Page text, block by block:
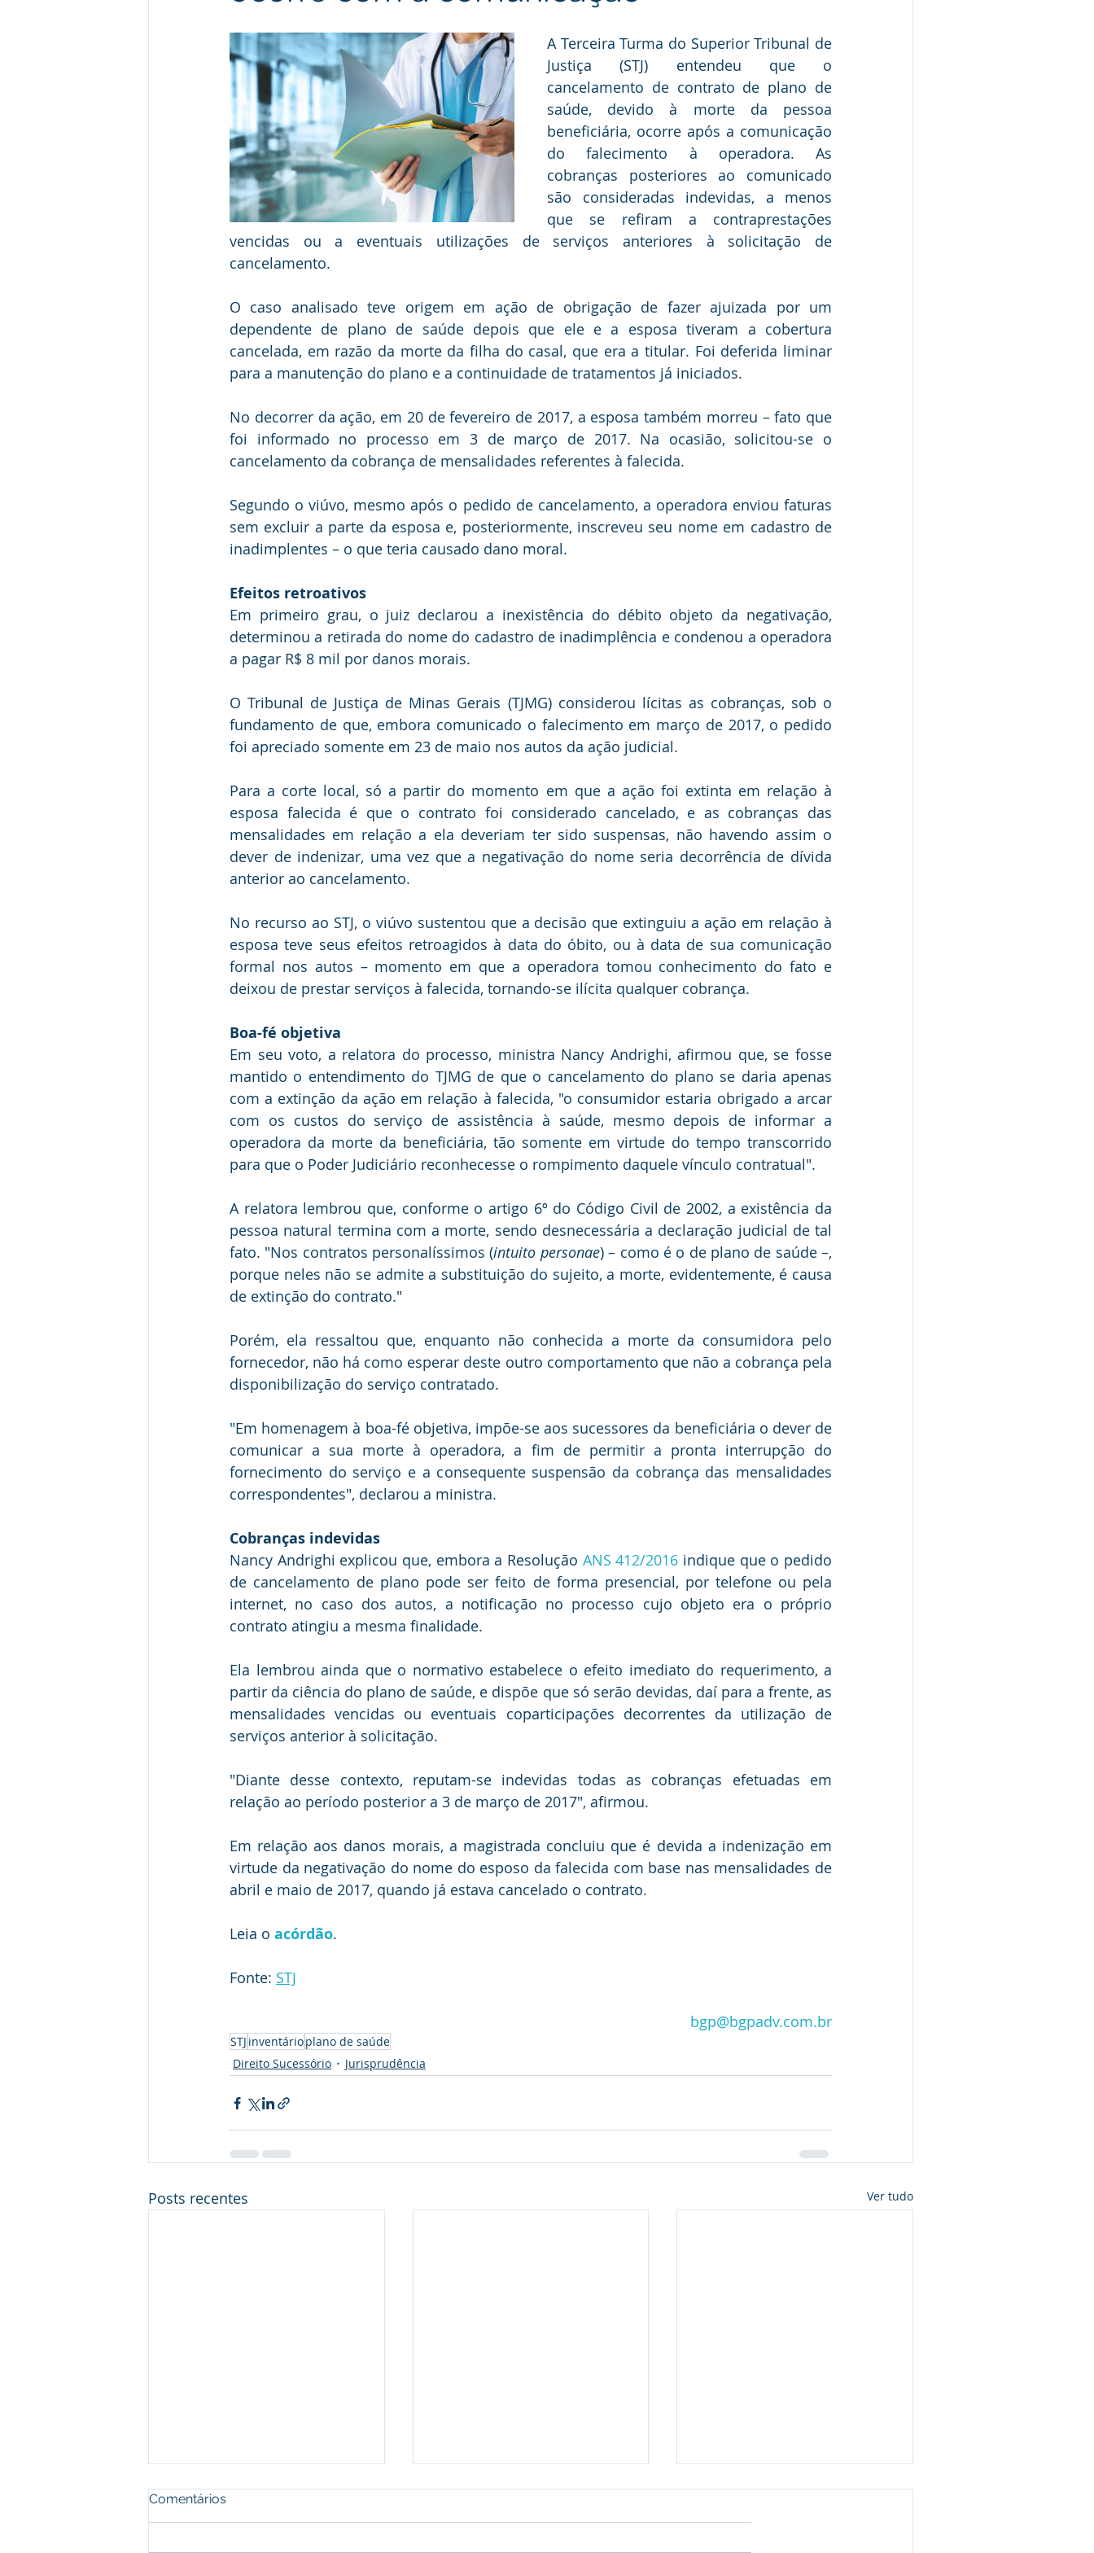
A Terceira Turma do Superior Tribunal de
Justiça (STJ) entendeu que o
cancelamento de contrato de plano de
saúde, devido à morte da pessoa
beneficiária, ocorre após a comunicação
do falecimento à operadora. As
cobranças posteriores ao comunicado
são consideradas indevidas, a menos
que se refiram a contraprestações
vencidas ou a eventuais utilizações de serviços anteriores à solicitação de
cancelamento.
O caso analisado teve origem em ação de obrigação de fazer ajuizada por um
dependente de plano de saúde depois que ele e a esposa tiveram a cobertura
cancelada, em razão da morte da filha do casal, que era a titular. Foi deferida liminar
para a manutenção do plano e a continuidade de tratamentos já iniciados.
No decorrer da ação, em 20 de fevereiro de 2017, a esposa também morreu – fato que
foi informado no processo em 3 de março de 2017. Na ocasião, solicitou-se o
cancelamento da cobrança de mensalidades referentes à falecida.
Segundo o viúvo, mesmo após o pedido de cancelamento, a operadora enviou faturas
sem excluir a parte da esposa e, posteriormente, inscreveu seu nome em cadastro de
inadimplentes – o que teria causado dano moral.
Efeitos retroativ​​os
Em primeiro grau, o juiz declarou a inexistência do débito objeto da negativação,
determinou a retirada do nome do cadastro de inadimplência e condenou a operadora
a pagar R$ 8 mil por danos morais.
O Tribunal de Justiça de Minas Gerais (TJMG) considerou lícitas as cobranças, sob o
fundamento de que, embora comunicado o falecimento em março de 2017, o pedido
foi apreciado somente em 23 de maio nos autos da ação judicial.
Para a corte local, só a partir do momento em que a ação foi extinta em relação à
esposa falecida é que o contrato foi considerado cancelado, e as cobranças das
mensalidades em relação a ela deveriam ter sido suspensas, não havendo assim o
dever de indenizar, uma vez que a negativação do nome seria decorrência de dívida
anterior ao cancelamento.
No recurso ao STJ, o viúvo sustentou que a decisão que extinguiu a ação em relação à
esposa teve seus efeitos retroagidos à data do óbito, ou à data de sua comunicação
formal nos autos – momento em que a operadora tomou conhecimento do fato e
deixou de prestar serviços à falecida, tornando-se ilícita qualquer cobrança.
Boa-fé objet​​​iva
Em seu voto, a relatora do processo, ministra Nancy Andrighi, afirmou que, se fosse
mantido o entendimento do TJMG de que o cancelamento do plano se daria apenas
com a extinção da ação em relação à falecida, "o consumidor estaria obrigado a arcar
com os custos do serviço de assistência à saúde, mesmo depois de informar a
operadora da morte da beneficiária, tão somente em virtude do tempo transcorrido
para que o Poder Judiciário reconhecesse o rompimento daquele vínculo contratual".
A relatora lembrou que, conforme o artigo 6º do Código Civil de 2002, a existência da
pessoa natural termina com a morte, sendo desnecessária a declaração judicial de tal
fato. "Nos contratos personalíssimos (intuito personae) – como é o de plano de saúde –,
porque neles não se admite a substituição do sujeito, a morte, evidentemente, é causa
de extinção do contrato."
Porém, ela ressaltou que, enquanto não conhecida a morte da consumidora pelo
fornecedor, não há como esperar deste outro comportamento que não a cobrança pela
disponibilização do serviço contratado.
"Em homenagem à boa-fé objetiva, impõe-se aos sucessores da beneficiária o dever de
comunicar a sua morte à operadora, a fim de permitir a pronta interrupção do
fornecimento do serviço e a consequente suspensão da cobrança das mensalidades
correspondentes", declarou a ministra.
Cobranças inde​​vidas
Nancy Andrighi explicou que, embora a Resolução ANS 412/2016 indique que o pedido
de cancelamento de plano pode ser feito de forma presencial, por telefone ou pela
internet, no caso dos autos, a notificação no processo cujo objeto era o próprio
contrato atingiu a mesma finalidade.
Ela lembrou ainda que o normativo estabelece o efeito imediato do requerimento, a
partir da ciência do plano de saúde, e dispõe que só serão devidas, daí para a frente, as
mensalidades vencidas ou eventuais coparticipações decorrentes da utilização de
serviços anterior à solicitação.
"Diante desse contexto, reputam-se indevidas todas as cobranças efetuadas em
relação ao período posterior a 3 de março de 2017", afirmou.
Em relação aos danos morais, a magistrada concluiu que é devida a indenização em
virtude da negativação do nome do esposo da falecida com base nas mensalidades de
abril e maio de 2017, quando já estava cancelado o contrato.
Leia o acórdão.
Fonte: STJ
bgp@bgpadv.com.br
STJ inventárioplano de saúde
Direito Sucessório
Jurisprudência
Posts recentes Ver tudo
Comentários